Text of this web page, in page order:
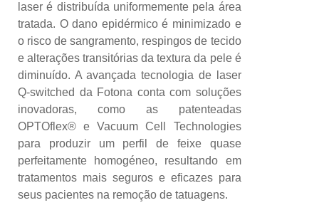
laser é distribuída uniformemente pela área
tratada. O dano epidérmico é minimizado e
o risco de sangramento, respingos de tecido
e alterações transitórias da textura da pele é
diminuído. A avançada tecnologia de laser
Q-switched da Fotona conta com soluções
inovadoras, como as patenteadas
OPTOflex® e Vacuum Cell Technologies
para produzir um perfil de feixe quase
perfeitamente homogéneo, resultando em
tratamentos mais seguros e eficazes para
seus pacientes na remoção de tatuagens.